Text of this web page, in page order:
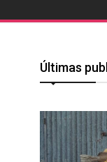
Últimas